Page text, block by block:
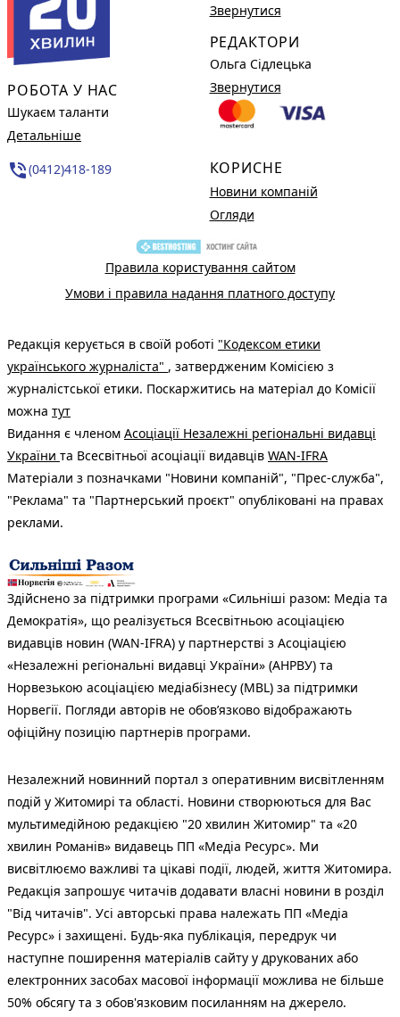
РОБОТА У НАС
Шукаєм таланти
Детальніше
phone_in_talk(0412)418-189
Звернутися
РЕДАКТОРИ
Ольга Сідлецька
Звернутися
КОРИСНЕ
Новини компаній
Огляди
Правила користування сайтом
Умови і правила надання платного доступу
Редакція керується в своїй роботі "Кодексом етики
українського журналіста" , затвердженим Комісією з
журналістської етики. Поскаржитись на матеріал до Комісії
можна тут
Видання є членом Асоціації Незалежні регіональні видавці
України та Всесвітньої асоціації видавців WAN-IFRA
Матеріали з позначками "Новини компаній", "Прес-служба",
"Реклама" та "Партнерський проєкт" опубліковані на правах
реклами.
Здійснено за підтримки програми «Сильніші разом: Медіа та
Демократія», що реалізується Всесвітньою асоціацією
видавців новин (WAN-IFRA) у партнерстві з Асоціацією
«Незалежні регіональні видавці України» (АНРВУ) та
Норвезькою асоціацією медіабізнесу (MBL) за підтримки
Норвегії. Погляди авторів не обов’язково відображають
офіційну позицію партнерів програми.
Незалежний новинний портал з оперативним висвітленням
подій у Житомирі та області. Новини створюються для Вас
мультимедійною редакцією "20 хвилин Житомир" та «20
хвилин Романів» видавець ПП «Медіа Ресурс». Ми
висвітлюємо важливі та цікаві події, людей, життя Житомира.
Редакція запрошує читачів додавати власні новини в розділ
"Від читачів". Усі авторські права належать ПП «Медіа
Ресурс» і захищені. Будь-яка публiкацiя, передрук чи
наступне поширення матеріалів сайту у друкованих або
електронних засобах масової інформації можлива не більше
50% обсягу та з обов'язковим посиланням на джерело.